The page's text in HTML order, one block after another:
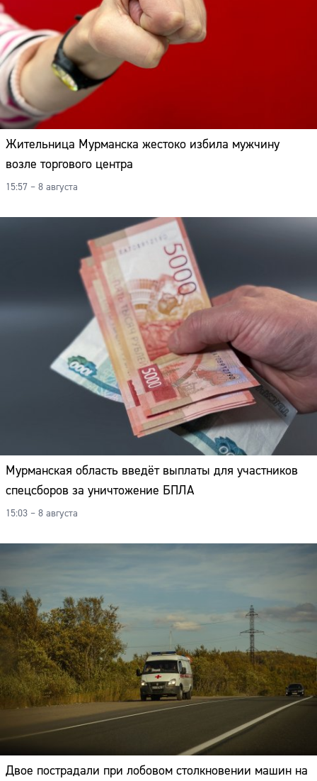
Жительница Мурманска жестоко избила мужчину
возле торгового центра
15:57 – 8 августа
Мурманская область введёт выплаты для участников
спецсборов за уничтожение БПЛА
15:03 – 8 августа
Двое пострадали при лобовом столкновении машин на
Сайт: